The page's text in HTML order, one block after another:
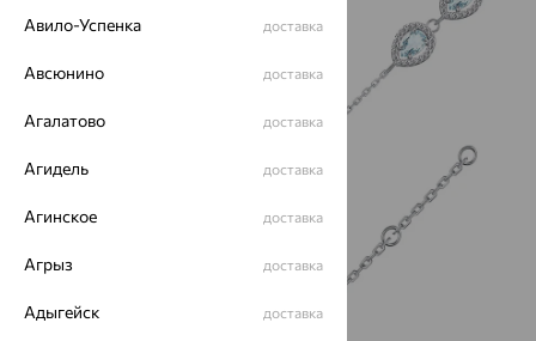
Авило-Успенка доставка
Авсюнино доставка
Агалатово доставка
Агидель доставка
Агинское доставка
Агрыз доставка
Адыгейск доставка